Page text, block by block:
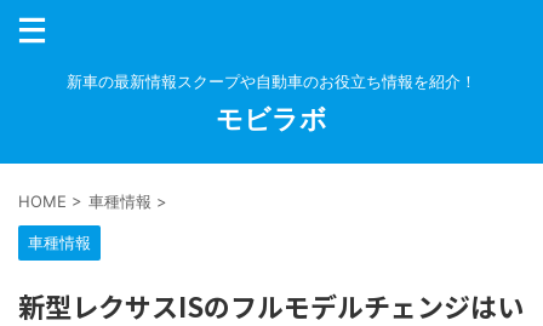
新車の最新情報スクープや自動車のお役立ち情報を紹介！
モビラボ
HOME > 車種情報 >
車種情報
新型レクサスISのフルモデルチェンジはい